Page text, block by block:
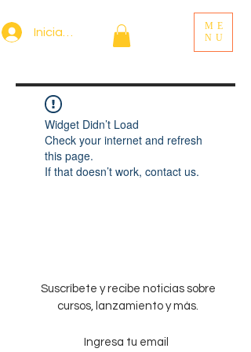
Iniciar sesión
ME
NU
Widget Didn’t Load
Check your internet and refresh
this page.
If that doesn’t work, contact us.
Suscríbete y recibe noticias sobre
cursos, lanzamiento y más.